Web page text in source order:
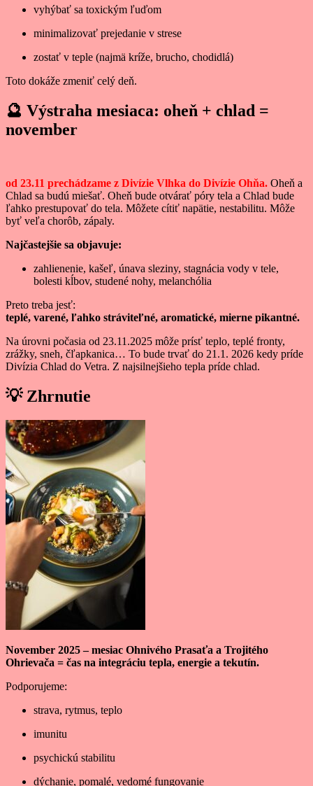
vyhýbať sa toxickým ľuďom
minimalizovať prejedanie v strese
zostať v teple (najmä kríže, brucho, chodidlá)
Toto dokáže zmeniť celý deň.
🔮 Výstraha mesiaca: oheň + chlad =
november
od 23.11 prechádzame z Divízie Vlhka do Divízie Ohňa. Oheň a
Chlad sa budú miešať. Oheň bude otvárať póry tela a Chlad bude
ľahko prestupovať do tela. Môžete cítiť napätie, nestabilitu. Môže
byť veľa chorôb, zápaly.
Najčastejšie sa objavuje:
zahlienenie, kašeľ, únava sleziny, stagnácia vody v tele,
bolesti kĺbov, studené nohy, melanchólia
Preto treba jesť:
teplé, varené, ľahko stráviteľné, aromatické, mierne pikantné.
Na úrovni počasia od 23.11.2025 môže prísť teplo, teplé fronty,
zrážky, sneh, čľapkanica… To bude trvať do 21.1. 2026 kedy príde
Divízia Chlad do Vetra. Z najsilnejšieho tepla príde chlad.
💡 Zhrnutie
November 2025 – mesiac Ohnivého Prasaťa a Trojitého
Ohrievača = čas na integráciu tepla, energie a tekutín.
Podporujeme:
strava, rytmus, teplo
imunitu
psychickú stabilitu
dýchanie, pomalé, vedomé fungovanie